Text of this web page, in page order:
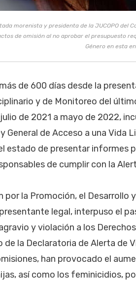
morenista y presidenta de la JUCOPO del
de omisión al no aprobar el presupuesto
Género en esta
más de 600 días desde la
y de Monitoreo del
de 2021 a mayo de 2022,
General de Acceso a una Vida
estado de presentar informes
de cumplir con la
por la Promoción, el Desarrollo
legal, interpuso el
y violación a los
de la Declaratoria de Alerta de
han provocado el
así como los feminicidios,